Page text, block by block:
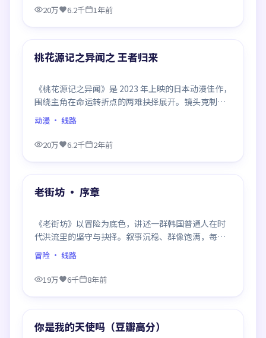
20万 6.2千 1年前
精选
桃花源记之异闻之 王者归来
《桃花源记之异闻》是 2023 年上映的日本动漫佳作，
围绕主角在命运转折点的两难抉择展开。镜头克制、
情感浓烈，伏笔层层铺陈，结尾出人意料，是同类题
材中口碑回潮的一部。
动漫 · 线路
20万 6.2千 2年前
精选
老街坊 · 序章
《老街坊》以冒险为底色，讲述一群韩国普通人在时
代洪流里的坚守与抉择。叙事沉稳、群像饱满，每一
场对手戏都打磨得克制而精确，回味悠长。
冒险 · 线路
19万 6千 8年前
精选
你是我的天使吗（豆瓣高分）